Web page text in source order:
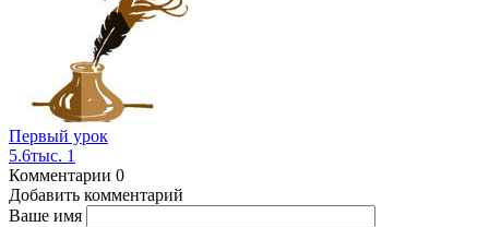
Первый урок
5.6тыс. 1
Комментарии 0
Добавить комментарий
Ваше имя